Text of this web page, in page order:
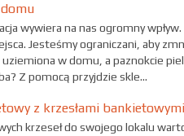
wywiera na nas ogromny
Jesteśmy ograniczani, aby
w domu, a paznokcie
Z pomocą przyjdzie skle...
z krzesłami
krzeseł do swojego lokalu